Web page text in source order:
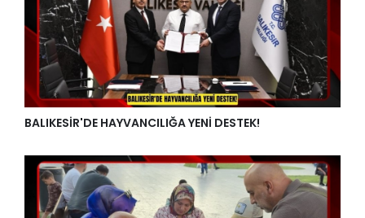
BALIKESİR'DE HAYVANCILIĞA YENİ DESTEK!